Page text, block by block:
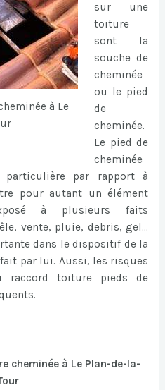
à Le
sur une
toiture
sont la
souche de
cheminée
ou le pied
de
cheminée.
Le pied de
cheminée
particulière par rapport à
pour autant un élément
à plusieurs faits
vente, pluie, debris, gel…
dans le dispositif de la
par lui. Aussi, les risques
toiture pieds de
cheminée à Le Plan-de-la-